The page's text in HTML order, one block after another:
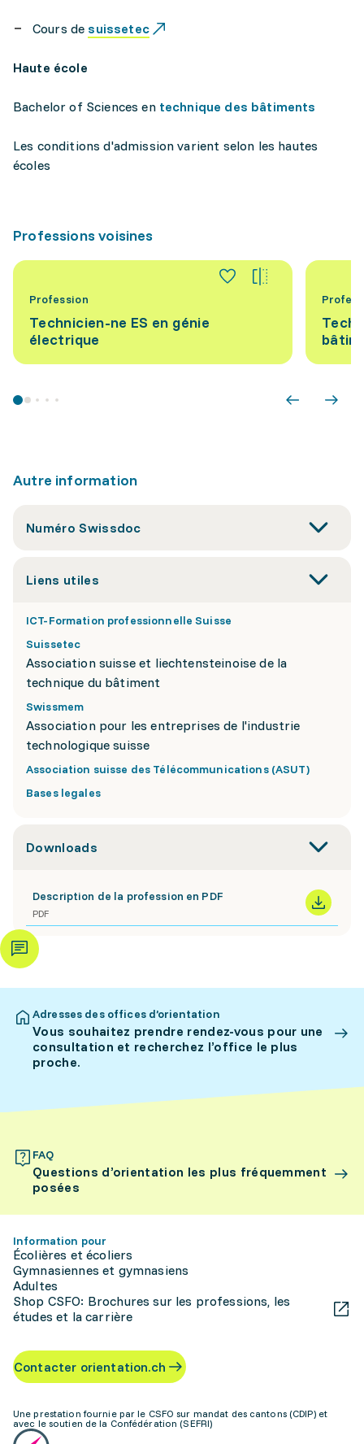
Cours de suissetec
Haute école
Bachelor of Sciences entechnique des bâtiments
Les conditions d'admission varient selon les hautes
écoles
Professions voisines
Profession
Technicien-ne ES en génie
électrique
Autre information
Numéro Swissdoc
Liens utiles
ICT-Formation professionnelle Suisse
Suissetec
Association suisse et liechtensteinoise de la
technique du bâtiment
Swissmem
Association pour les entreprises de l'industrie
technologique suisse
Association suisse des Télécommunications (ASUT)
Bases legales
Downloads
Description de la profession en PDF
PDF
Adresses des offices d’orientation
Vous souhaitez prendre rendez-vous pour une
consultation et recherchez l’office le plus
proche.
FAQ
Questions d’orientation les plus fréquemment
posées
Information pour
Écolières et écoliers
Gymnasiennes et gymnasiens
Adultes
Shop CSFO: Brochures sur les professions, les
études et la carrière
Contacter orientation.ch
Une prestation fournie par le CSFO sur mandat des cantons (CDIP) et
avec le soutien de la Confédération (SEFRI)